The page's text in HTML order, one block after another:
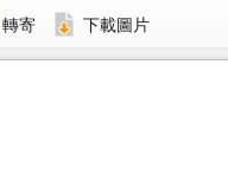
轉寄 下載圖片